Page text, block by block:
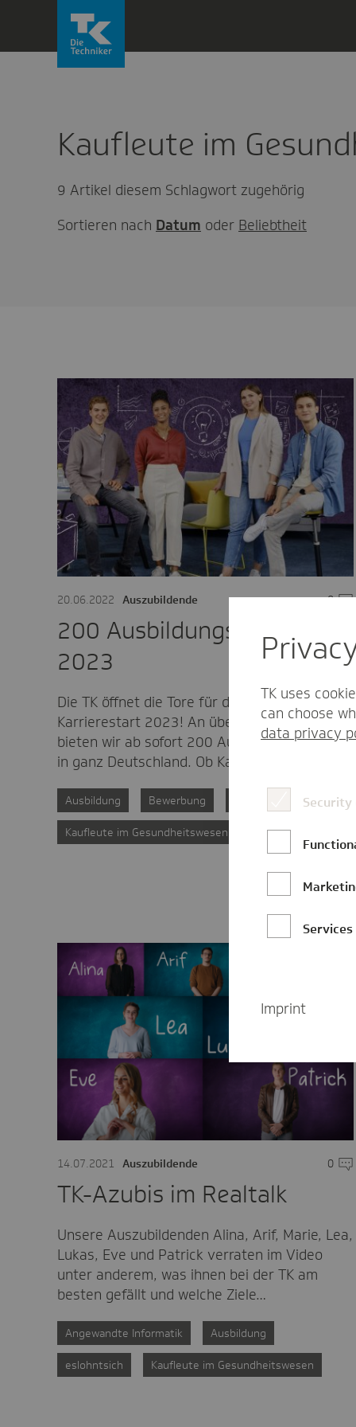
wechseln
Kaufleute im
9 Artikel diesem Schlagwort zugehörig
Sortieren nach Datum oder Beliebtheit
20.06.2022 Auszubildende 0
200 Ausbildungsstellen für
2023
Die TK öffnet die Tore für den TK-
Karrierestart 2023! An über 50 Standorten
bieten wir ab sofort 200 Ausbildungsplätzen
in ganz Deutschland. Ob Kaufmann oder…
Ausbildung Bewerbung Fachinformatik
Kaufleute im Gesundheitswesen
14.07.2021 Auszubildende 0
TK-Azubis im Realtalk
Unsere Auszubildenden Alina, Arif, Marie, Lea,
Lukas, Eve und Patrick verraten im Video
unter anderem, was ihnen bei der TK am
besten gefällt und welche Ziele…
Angewandte Informatik Ausbildung
eslohntsich Kaufleute im Gesundheitswesen
TK uses
can choose
data privacy
Services
Imprint